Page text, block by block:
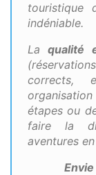
touristique
indéniable.
Laqualité
corrects,
étapes ou
faire la
aventures